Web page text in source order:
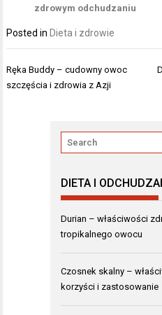
zdrowym odchudzaniu
Posted in Dieta i zdrowie
Nawigacja
wpisu
Ręka Buddy – cudowny owoc
szczęścia i zdrowia z Azji
DIETA I
Durian – właściwości
tropikalnego owocu
Czosnek skalny –
korzyści i zastosowanie